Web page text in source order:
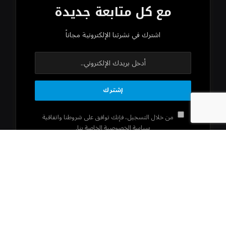
مع كل متابعة جديدة
اشترك في نشرتنا الإلكترونية مجاناً
من خلال التسجيل، فإنك توافق على شروطنا واتفاقية
سياسة الخصوصية الخاصة بنا.